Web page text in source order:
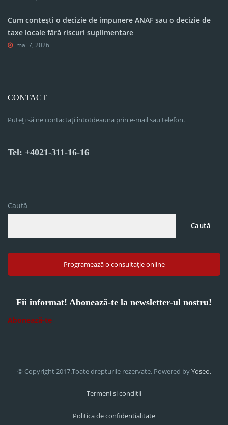
Cum contești o decizie de impunere ANAF sau o decizie de
taxe locale fără riscuri suplimentare
mai 7, 2026
CONTACT
Puteți să ne contactați întotdeauna prin e-mail sau telefon.
Tel: +4021-311-16-16
Caută
Caută
Programează o consultație online
Fii informat! Abonează-te la newsletter-ul nostru!
Abonează-te
© Copyright 2017.Toate drepturile rezervate. Powered byYoseo.
Termeni si conditii
Politica de confidentialitate